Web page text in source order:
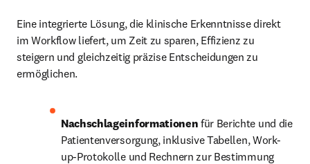
Eine integrierte Lösung, die klinische Erkenntnisse direkt
im Workflow liefert, um Zeit zu sparen, Effizienz zu
steigern und gleichzeitig präzise Entscheidungen zu
ermöglichen.
Nachschlageinformationen für Berichte und die
Patientenversorgung, inklusive Tabellen, Work-
up-Protokolle und Rechnern zur Bestimmung